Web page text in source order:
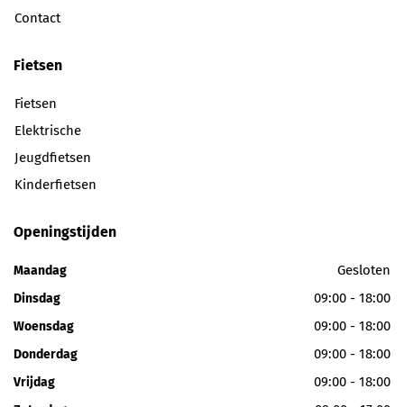
Contact
Fietsen
Fietsen
Elektrische
Jeugdfietsen
Kinderfietsen
Openingstijden
Maandag Gesloten
Dinsdag 09:00 - 18:00
Woensdag 09:00 - 18:00
Donderdag 09:00 - 18:00
Vrijdag 09:00 - 18:00